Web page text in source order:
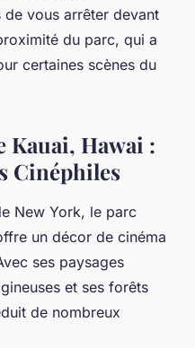
de vous arrêter devant
du parc, qui a
certaines scènes du
Kauai, Hawai :
Cinéphiles
New York, le parc
un décor de cinéma
ses paysages
et ses forêts
de nombreux